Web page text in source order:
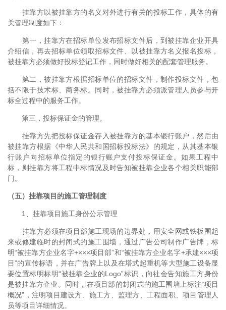
挂靠方以被挂靠方的名义对外进行有关的投标工作，具体的有
关管理制度如下：
第一，挂靠方在招标单位发布招标文件后，到被挂靠企业开具
介绍信，再去招标单位领取招标文件、以被挂靠方名义报名投标，
被挂靠方必须做好投标登记工作，同时做好相关的配套管理服务。
第二，被挂靠方根据招标单位的招标文件，制作投标文件，包
括不限于技术标、商务标。同时，被挂靠方必须派管理人员参与开
标全过程中的服务工作。
第三，投标保证金的管理。
挂靠方先把投标保证金存入被挂靠方的基本银行账户，然后由
被挂靠方根据《中华人民共和国招标投标法》的规定，从其基本银
行账户向招标单位指定的银行账户支付投标保证金。如果工程中
标，则挂靠方将工程中标情况及时告知被挂靠企业各个相关职能部
门。
（五）挂靠项目的施工管理制度
1、挂靠项目施工身份公示管理
挂靠方必须在项目部施工现场的边界处，用安全网或铁板围起
来或修建临时的封闭式的施工围墙，通过广告公司制作广告牌，标
明“被挂靠方企业名字+×××项目部”和“被挂靠方企业名字+承建×××项
目”的宣传标语，并在广告牌上以及在塔式起重机等大型施工设备显
要位置标明标明“被挂靠企业的Logo”标识，向社会告知施工方身份
是被挂靠方企业。同时，在项目部的封闭式的施工围墙上标注“项目
概况”，注明项目建设方、施工方、监理方、工程面积、项目管理人
员等项目详细情况。